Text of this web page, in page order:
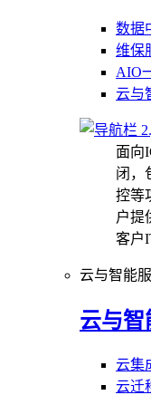
数据
维保
AIO
云与
面向
闭，
控等
户提
客户
云与智能
云与智
云集
云迁